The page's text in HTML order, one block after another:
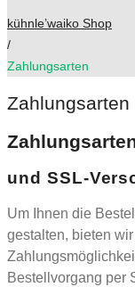
kühnle’waiko Shop
/
Zahlungsarten
Zahlungsarten
und SSL-
Um Ihnen die
gestalten, bieten
Bestellvorgang per